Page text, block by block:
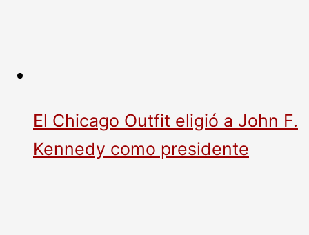
El Chicago Outfit eligió a John F.
Kennedy como presidente